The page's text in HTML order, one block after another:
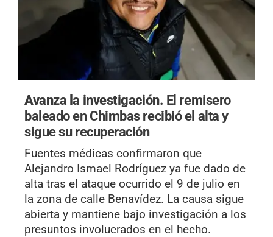
Avanza la investigación. El remisero
baleado en Chimbas recibió el alta y
sigue su recuperación
Fuentes médicas confirmaron que
Alejandro Ismael Rodríguez ya fue dado de
alta tras el ataque ocurrido el 9 de julio en
la zona de calle Benavídez. La causa sigue
abierta y mantiene bajo investigación a los
presuntos involucrados en el hecho.